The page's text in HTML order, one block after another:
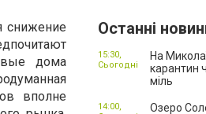
снижение
дома
вполне
Останні
На
карантин
міль
15:30,
Сьогодні
Озеро
14:00,